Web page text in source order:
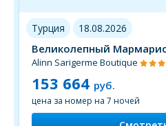
Турция 18.08.2026
Великолепный
Alinn Sarigerme Boutique
153 664 руб.
цена за номер на 7 ночей